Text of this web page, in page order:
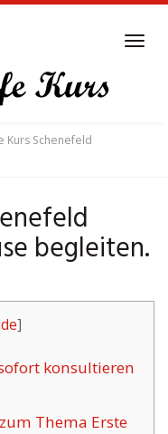
Kurs Schenefeld
begleiten.
]
konsultieren
Thema Erste